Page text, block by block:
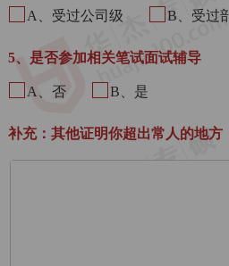
A、受过公司级 B、受过
5、是否参加相关笔试面试辅导
A、否 B、是
补充：其他证明你超出常人的地方